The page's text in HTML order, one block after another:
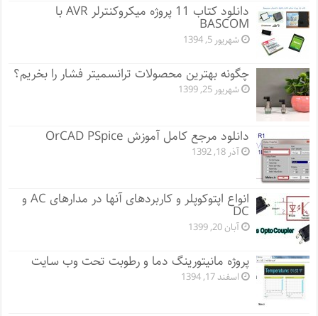
دانلود کتاب 11 پروژه میکروکنترلر AVR با
BASCOM
شهریور 5, 1394
چگونه بهترین محصولات ترانسمیتر فشار را بخریم؟
شهریور 25, 1399
دانلود مرجع کامل آموزش OrCAD PSpice
آذر 18, 1392
انواع اپتوکوپلر و کاربردهای آنها در مدارهای AC و
DC
آبان 20, 1399
پروژه مانيتورينگ دما و رطوبت تحت وب سایت
اسفند 17, 1394